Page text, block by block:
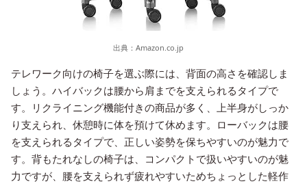
出典： Amazon.co.jp
テレワーク向けの椅子を選ぶ際には、背面の高さを確認しま
しょう。ハイバックは腰から肩までを支えられるタイプで
す。リクライニング機能付きの商品が多く、上半身がしっか
り支えられ、休憩時に体を預けて休めます。ローバックは腰
を支えられるタイプで、正しい姿勢を保ちやすいのが魅力で
す。背もたれなしの椅子は、コンパクトで扱いやすいのが魅
力ですが、腰を支えられず疲れやすいためちょっとした軽作